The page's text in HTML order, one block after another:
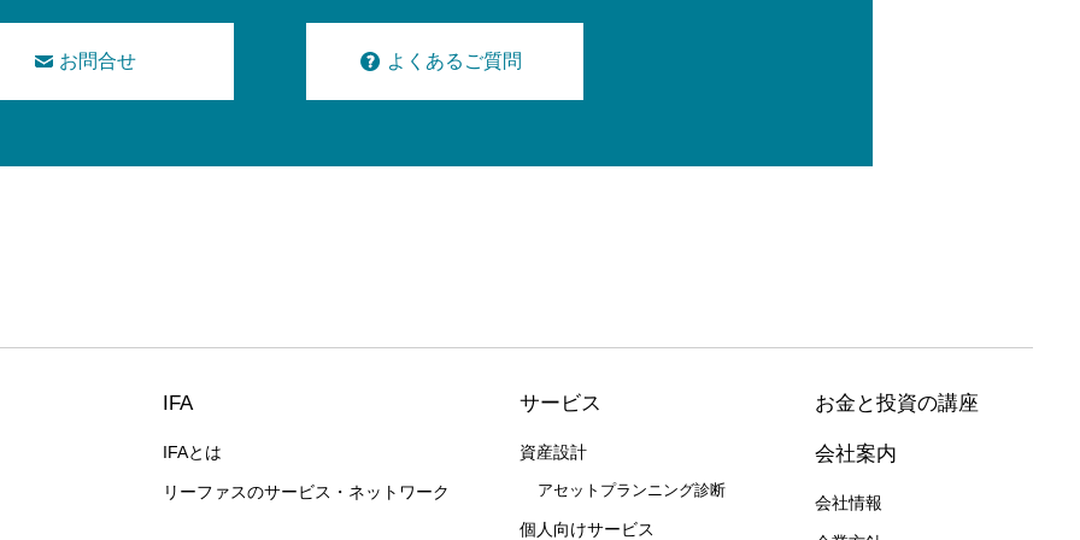
お問合せ よくあるご質問
IFA
IFAとは
リーファスのサービス・ネットワーク
サービス
資産設計
アセットプランニング診断
個人向けサービス
お金と投資の講座
会社案内
会社情報